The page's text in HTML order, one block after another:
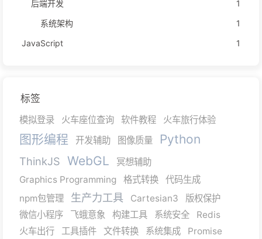
后端开发
1
系统架构
1
JavaScript
1
标签
模拟登录 火车座位查询 软件教程 火车旅行体验
图形编程 开发辅助 图像质量 Python
ThinkJS WebGL
冥想辅助
Graphics Programming
格式转换
代码生成
npm包管理
生产力工具 Cartesian3
版权保护
微信小程序
飞蛾意象 构建工具 系统安全
Redis
火车出行
工具插件 文件转换 系统集成
Promise